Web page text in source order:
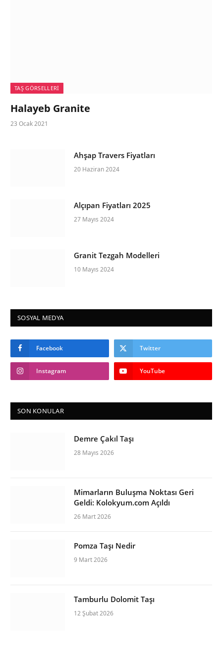
TAŞ GÖRSELLERI
Halayeb Granite
23 Ocak 2021
Ahşap Travers Fiyatları
20 Haziran 2024
Alçıpan Fiyatları 2025
27 Mayıs 2024
Granit Tezgah Modelleri
10 Mayıs 2024
SOSYAL MEDYA
Facebook Twitter
Instagram YouTube
SON KONULAR
Demre Çakıl Taşı
28 Mayıs 2026
Mimarların Buluşma Noktası Geri
Geldi: Kolokyum.com Açıldı
26 Mart 2026
Pomza Taşı Nedir
9 Mart 2026
Tamburlu Dolomit Taşı
12 Şubat 2026